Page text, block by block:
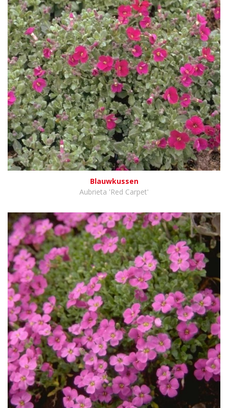
Blauwkussen
Aubrieta 'Red Carpet'